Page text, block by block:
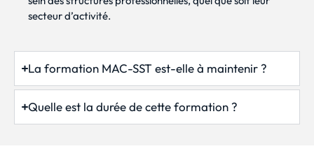
secteur d’activité.
La formation MAC-SST est-elle à maintenir ?
Quelle est la durée de cette formation ?